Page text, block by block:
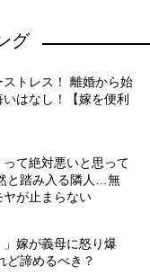
グ
トレス！ 離婚から始
はなし！【嫁を便利
って絶対悪いと思って
と踏み入る隣人…無
が止まらない
嫁が義母に怒り爆
ど諦めるべき？